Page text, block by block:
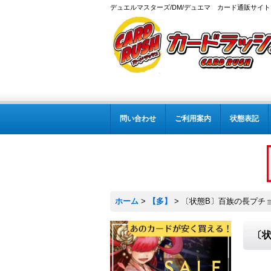
デュエルマスターズ/DM/デュエマ カード通販サイト
問い合わせ ご利用案内 状態表記
ホーム > 【多】 > 〔状態B〕百族の長プ
〔